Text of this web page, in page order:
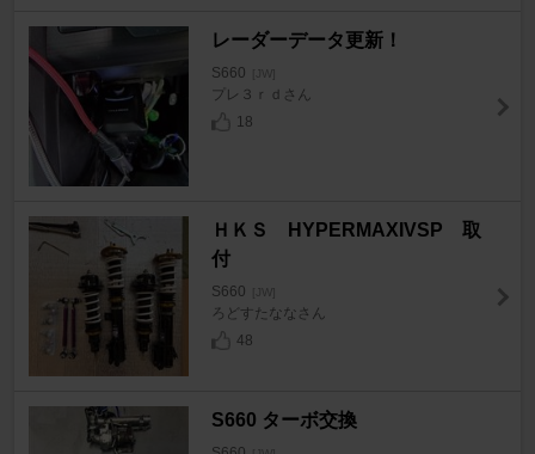
レーダーデータ更新！
S660 [JW]
プレ３ｒｄさん
18
ＨＫＳ HYPERMAXIVSP 取
付
S660 [JW]
ろどすたななさん
48
S660 ターボ交換